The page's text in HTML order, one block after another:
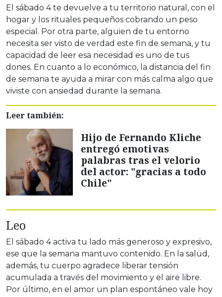
El sábado 4 te devuelve a tu territorio natural, con el
hogar y los rituales pequeños cobrando un peso
especial. Por otra parte, alguien de tu entorno
necesita ser visto de verdad este fin de semana, y tu
capacidad de leer esa necesidad es uno de tus
dones. En cuanto a lo económico, la distancia del fin
de semana te ayuda a mirar con más calma algo que
viviste con ansiedad durante la semana.
Leer también:
Hijo de Fernando Kliche
entregó emotivas
palabras tras el velorio
del actor: "gracias a todo
Chile"
Leo
El sábado 4 activa tu lado más generoso y expresivo,
ese que la semana mantuvo contenido. En la salud,
además, tu cuerpo agradece liberar tensión
acumulada a través del movimiento y el aire libre.
Por último, en el amor un plan espontáneo vale hoy